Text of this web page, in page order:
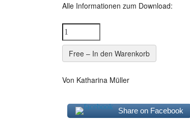
Alle Informationen zum Download:
Free – In den Warenkorb
Von Katharina Müller
Share on Facebook